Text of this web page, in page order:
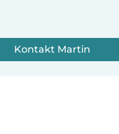
Kontakt Martin